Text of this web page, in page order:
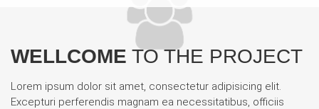
WELLCOME TO THE PROJECT
Lorem ipsum dolor sit amet, consectetur adipisicing elit.
Excepturi perferendis magnam ea necessitatibus, officiis